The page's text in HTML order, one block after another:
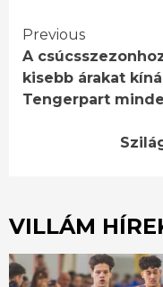
Continue
Reading
Previous
A
kisebb árakat
Tengerpart
VILLÁM